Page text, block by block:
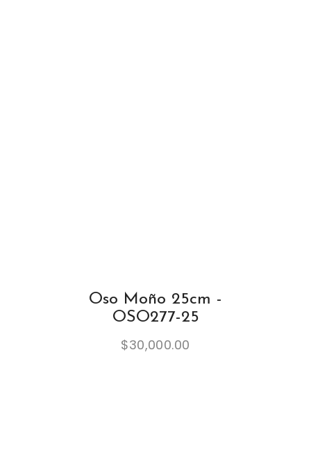
Oso Moño 25cm -
OSO277-25
$30,000.00